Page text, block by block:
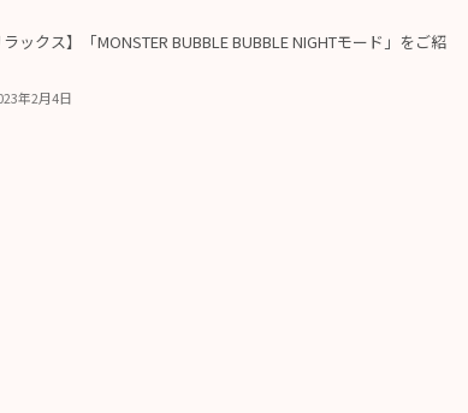
ラックス】「MONSTER BUBBLE BUBBLE NIGHTモード」をご紹
年2月4日